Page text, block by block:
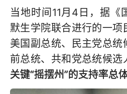
当地时间11月4日，据《
默生学院联合进行的一项
美国副总统、民主党总统
前总统、共和党总统候选
关键“摇摆州”的支持率总